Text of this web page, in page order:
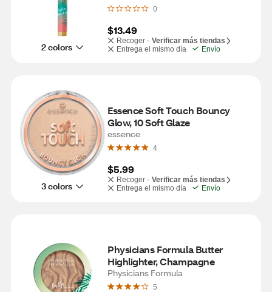
2 colors
0
$13.49
Recoger - Verificar más tiendas
Entrega el mismo día
Envío
3 colors
Essence Soft Touch Bouncy
Glow, 10 Soft Glaze
essence
4
$5.99
Recoger - Verificar más tiendas
Entrega el mismo día
Envío
Physicians Formula Butter
Highlighter, Champagne
Physicians Formula
5